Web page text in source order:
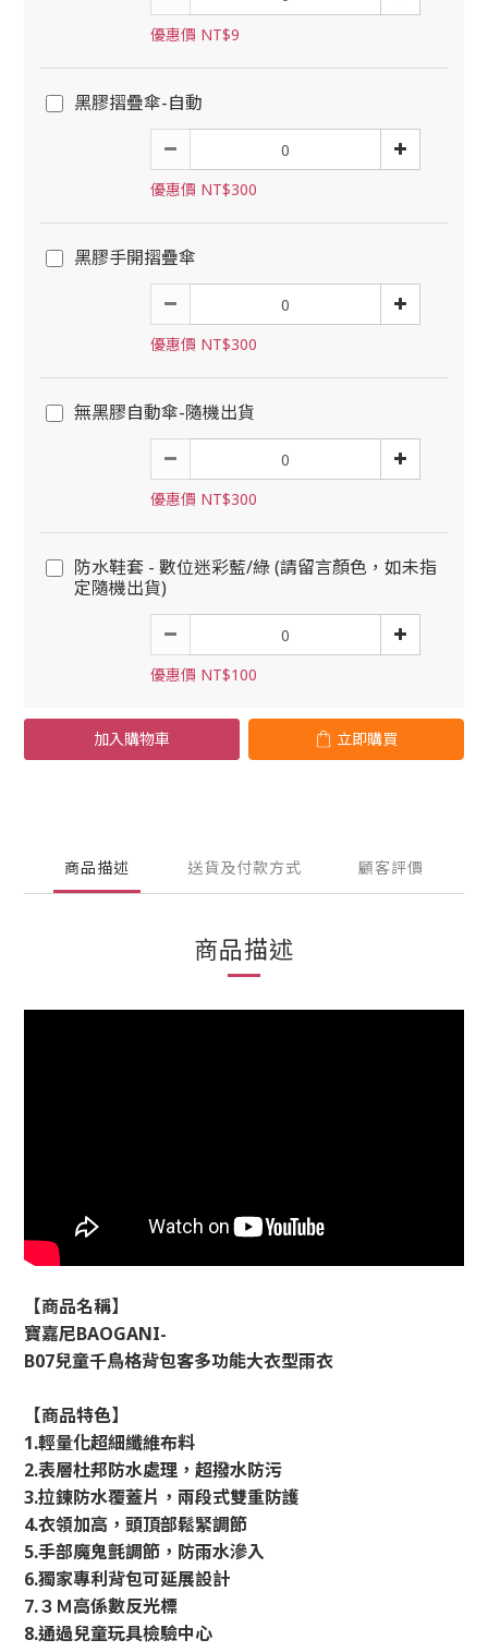
優惠價 NT$9
黑膠摺疊傘-自動
優惠價 NT$300
黑膠手開摺疊傘
優惠價 NT$300
無黑膠自動傘-隨機出貨
優惠價 NT$300
防水鞋套 - 數位迷彩藍/綠 (請留言顏色，如未指
定隨機出貨)
優惠價 NT$100
加入購物車 立即購買
商品描述 送貨及付款方式 顧客評價
商品描述
【商品名稱】
寶嘉尼BAOGANI-
B07兒童千鳥格背包客多功能大衣型雨衣
【商品特色】
1.輕量化超細纖維布料
2.表層杜邦防水處理，超撥水防污
3.拉鍊防水覆蓋片，兩段式雙重防護
4.衣領加高，頭頂部鬆緊調節
5.手部魔鬼氈調節，防雨水滲入
6.獨家專利背包可延展設計
7.３Ｍ高係數反光標
8.通過兒童玩具檢驗中心